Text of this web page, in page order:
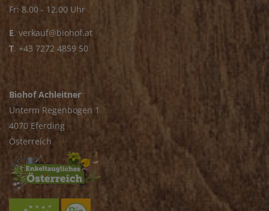
Fr: 8.00 - 12.00 Uhr
E. verkauf@biohof.at
T. +43 7272 4859 50
Biohof Achleitner
Unterm Regenbogen 1
4070 Eferding
Österreich